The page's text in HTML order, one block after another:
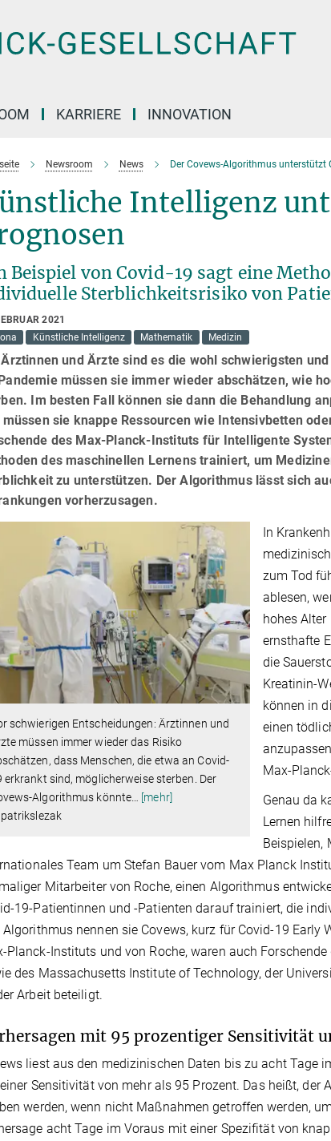
KARRIERE INNOVATION
Newsroom News Der Covews-Algorithmus unterstützt
Intelligenz
Beispiel von Covid-19 sagt eine
Sterblichkeitsrisiko von
2021
Künstliche Intelligenz Mathematik Medizin
und Ärzte sind es die wohl schwierigsten
müssen sie immer wieder abschätzen, wie
Im besten Fall können sie dann die Behandlung
müssen sie knappe Ressourcen wie Intensivbetten
des Max-Planck-Instituts für Intelligente
des maschinellen Lernens trainiert, um
zu unterstützen. Der Algorithmus lässt sich
vorherzusagen.
schwierigen Entscheidungen: Ärztinnen und
müssen immer wieder das Risiko
dass Menschen, die etwa an Covid-
erkrankt sind, möglicherweise sterben. Der
Algorithmus könnte… [mehr]
In
zum Tod
ablesen,
hohes
ernsthafte
die
Kreatinin-
können in
einen
Max-
Genau da
Lernen
Beispielen,
Team um Stefan Bauer vom Max Planck
Mitarbeiter von Roche, einen Algorithmus
19-Patientinnen und -Patienten darauf trainiert, die
Algorithmus nennen sie Covews, kurz für Covid-19
Planck-Instituts und von Roche, waren auch
des Massachusetts Institute of Technology, der
Arbeit beteiligt.
mit 95 prozentiger Sensitivität
liest aus den medizinischen Daten bis zu acht Tage
Sensitivität von mehr als 95 Prozent. Das heißt,
werden, wenn nicht Maßnahmen getroffen werden,
acht Tage im Voraus mit einer Spezifität von